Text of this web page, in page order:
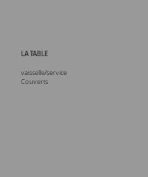
LA TABLE
vaisselle/service
Couverts